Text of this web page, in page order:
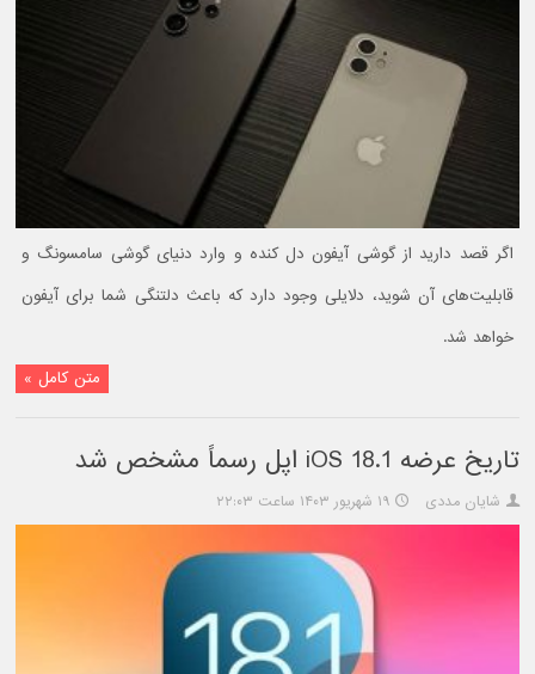
اگر قصد دارید از گوشی آیفون دل کنده و وارد دنیای گوشی سامسونگ و
قابلیت‌های آن شوید، دلایلی وجود دارد که باعث دلتنگی شما برای آیفون
خواهد شد.
متن کامل »
تاریخ عرضه iOS 18.1 اپل رسماً مشخص شد
شایان مددی ۱۹ شهریور ۱۴۰۳ ساعت ۲۲:۰۳